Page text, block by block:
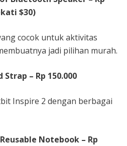
$30)
cocok untuk aktivitas
jadi pilihan murah.
– Rp 150.000
Inspire 2 dengan berbagai
Notebook – Rp